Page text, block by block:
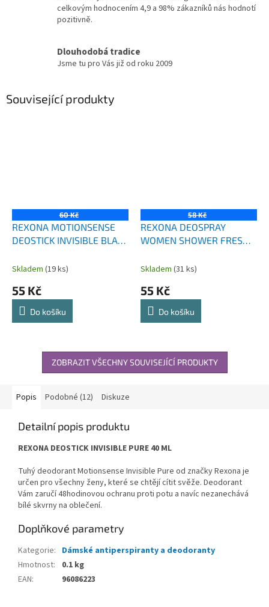
celkovým hodnocením 4,9 a 98% zákazníků nás hodnotí
pozitivně.
Dlouhodobá tradice
Jsme tu pro Vás již od roku 2009
Související produkty
60 Kč
REXONA MOTIONSENSE
DEOSTICK INVISIBLE BLACK
Skladem (19 ks)
55 Kč
Do košíku
58 Kč
REXONA DEOSPRAY
WOMEN SHOWER FRESH
Skladem (31 ks)
55 Kč
Do košíku
ZOBRAZIT VŠECHNY SOUVISEJÍCÍ PRODUKTY
Popis Podobné (12) Diskuze
Detailní popis produktu
REXONA DEOSTICK INVISIBLE PURE 40 ML
Tuhý deodorant Motionsense Invisible Pure od značky Rexona je
určen pro všechny ženy, které se chtějí cítit svěže. Deodorant
Vám zaručí 48hodinovou ochranu proti potu a navíc nezanechává
bílé skvrny na oblečení.
Doplňkové parametry
Kategorie: Dámské antiperspiranty a deodoranty
Hmotnost:
0.1 kg
EAN: 96086223